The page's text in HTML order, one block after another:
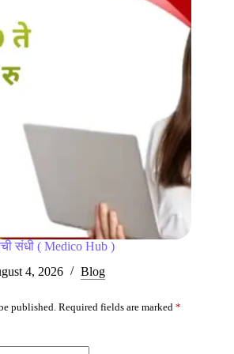
संधी ( Medico Hub )
4, 2026
Blog
published. Required fields are marked *